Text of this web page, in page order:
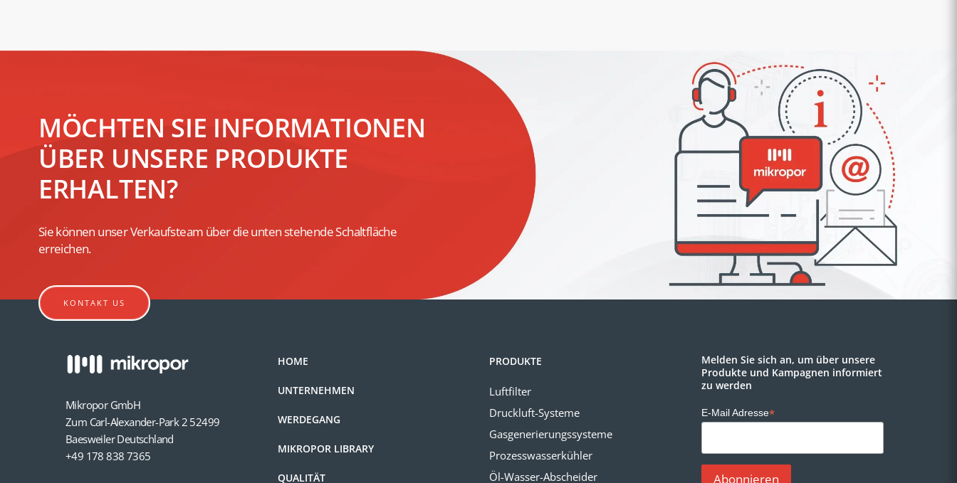
MÖCHTEN SIE INFORMATIONEN
ÜBER UNSERE PRODUKTE
ERHALTEN?
Sie können unser Verkaufsteam über die unten stehende Schaltfläche
erreichen.
KONTAKT US
Mikropor GmbH
Zum Carl-Alexander-Park 2 52499
Baesweiler Deutschland
+49 178 838 7365
HOME
UNTERNEHMEN
WERDEGANG
MIKROPOR LIBRARY
QUALITÄT
PRODUKTE
Luftfilter
Druckluft-Systeme
Gasgenerierungssysteme
Prozesswasserkühler
Öl-Wasser-Abscheider
Melden Sie sich an, um über unsere
Produkte und Kampagnen informiert
zu werden
E-Mail Adresse*